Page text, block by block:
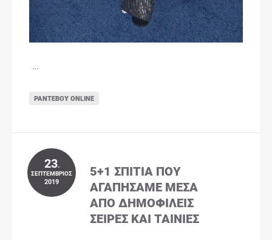
…
ΡΑΝΤΕΒΟΎ ONLINE
23.
ΣΕΠΤΈΜΒΡΙΟΣ
2019
5+1 ΣΠΊΤΙΑ ΠΟΥ
ΑΓΑΠΉΣΑΜΕ ΜΈΣΑ
ΑΠΌ ΔΗΜΟΦΙΛΕΊΣ
ΣΕΙΡΈΣ ΚΑΙ ΤΑΙΝΊΕΣ